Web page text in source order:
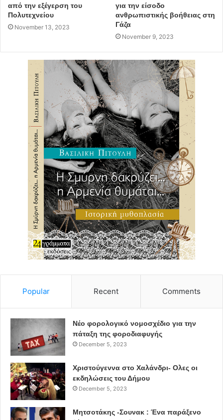
Σκηνικά/Κοστούμια: Τζίνα Ηλιοπούλου, Λίνα
Σταυροπούλου
Φωτισμοί: Μαριέττα Παυλάκη
Μουσική σύνθεση: Γιάννης Νιάρρος
Βοηθός Σκηνοθέτη: Καλιάννα Γιγουρτσή
Φωτογραφίες/Τρέιλερ: Στέλιος Παπαρδέλας
Παίζουν: Μάνος Βαβαδάκης, Χαρά – Μάτα Γιαννάτου,
Κατερίνα Ζησούδη, Ελίνα Ρίζου, Κωνσταντίνος
Πλεμμένος
Εισιτήρια
Τιμές:
Γενική Είσοδος: 12€ – 16€
Προπώληση: viva.gr
θεατρικές παραστάσεις
από την εξέγερση του
Πολυτεχνείου
November 13, 2023
για την είσοδο
ανθρωπιστικής βοήθειας στη
Γάζα
November 9, 2023
Popular Recent Comments
Νέο φορολογικό νομοσχέδιο για την
πάταξη της φοροδιαφυγής
December 5, 2023
Χριστούγεννα στο Χαλάνδρι- Ολες οι
εκδηλώσεις του Δήμου
December 5, 2023
Μητσοτάκης -Σουνακ : Ένα παράξενο